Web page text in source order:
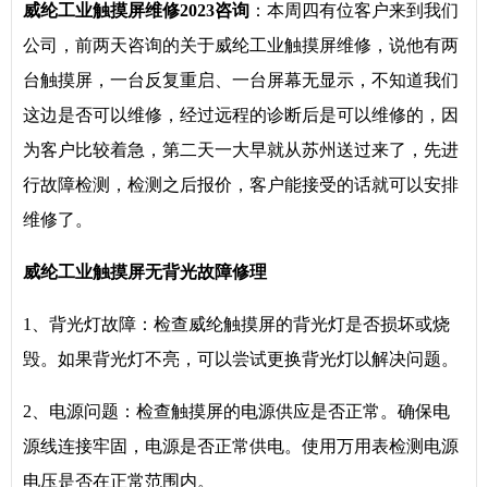
威纶工业触摸屏维修2023咨询 ：本周四有位客户来到我们
公司，前两天咨询的关于威纶工业触摸屏维修，说他有两
台触摸屏，一台反复重启、一台屏幕无显示，不知道我们
这边是否可以维修，经过远程的诊断后是可以维修的，因
为客户比较着急，第二天一大早就从苏州送过来了，先进
行故障检测，检测之后报价，客户能接受的话就可以安排
维修了。
威纶工业触摸屏无背光故障修理
1、背光灯故障：检查威纶触摸屏的背光灯是否损坏或烧
毁。如果背光灯不亮，可以尝试更换背光灯以解决问题。
2、电源问题：检查触摸屏的电源供应是否正常。确保电
源线连接牢固，电源是否正常供电。使用万用表检测电源
电压是否在正常范围内。